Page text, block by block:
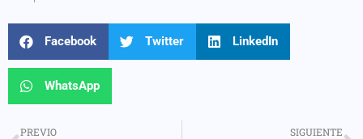
Facebook Twitter LinkedIn
WhatsApp
PREVIO SIGUIENTE